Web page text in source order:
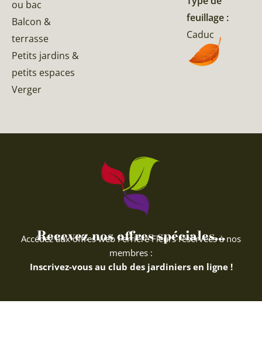
ou bac
Balcon &
terrasse
Petits jardins &
petits espaces
Verger
feuillage :
Caduc
Recevez nos offres spéciales...
Accédez aux offres web Ferriere Fleurs réservées à nos
membres :
Inscrivez-vous au club des jardiniers en ligne !